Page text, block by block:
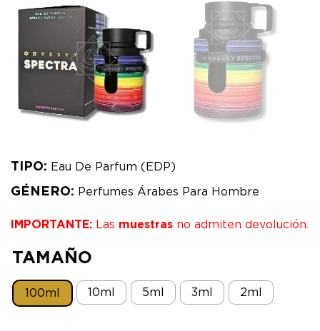
TIPO: Eau De Parfum (EDP)
GÉNERO: Perfumes Árabes Para Hombre
IMPORTANTE: Las muestras no admiten devolución.
TAMAÑO
100ml 10ml 5ml 3ml 2ml